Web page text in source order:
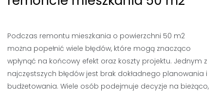
Podczas remontu mieszkania o powierzchni 50 m2
można popełnić wiele błędów, które mogą znacząco
wpłynąć na końcowy efekt oraz koszty projektu. Jednym z
najczęstszych błędów jest brak dokładnego planowania i
budżetowania. Wiele osób podejmuje decyzje na bieżąco,